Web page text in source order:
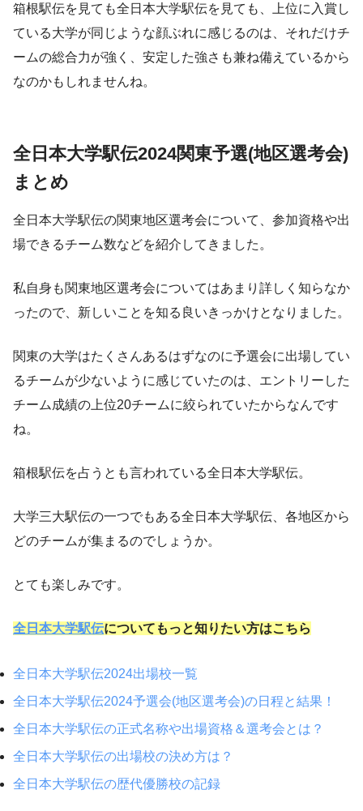
箱根駅伝を見ても全日本大学駅伝を見ても、上位に入賞し
ている大学が同じような顔ぶれに感じるのは、それだけチ
ームの総合力が強く、安定した強さも兼ね備えているから
なのかもしれませんね。
全日本大学駅伝2024関東予選(地区選考会)
まとめ
全日本大学駅伝の関東地区選考会について、参加資格や出
場できるチーム数などを紹介してきました。
私自身も関東地区選考会についてはあまり詳しく知らなか
ったので、新しいことを知る良いきっかけとなりました。
関東の大学はたくさんあるはずなのに予選会に出場してい
るチームが少ないように感じていたのは、エントリーした
チーム成績の上位20チームに絞られていたからなんです
ね。
箱根駅伝を占うとも言われている全日本大学駅伝。
大学三大駅伝の一つでもある全日本大学駅伝、各地区から
どのチームが集まるのでしょうか。
とても楽しみです。
全日本大学駅伝についてもっと知りたい方はこちら
全日本大学駅伝2024出場校一覧
全日本大学駅伝2024予選会(地区選考会)の日程と結果！
全日本大学駅伝の正式名称や出場資格＆選考会とは？
全日本大学駅伝の出場校の決め方は？
全日本大学駅伝の歴代優勝校の記録